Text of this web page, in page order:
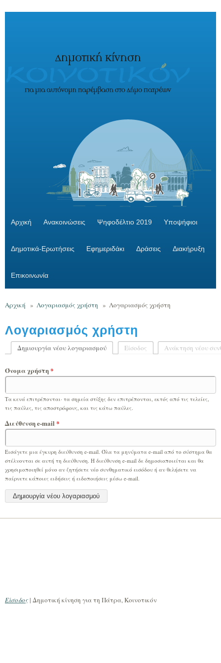
Αρχική Ανακοινώσεις Ψηφοδέλτιο 2019 Υποψήφιοι
Δημοτικά-Ερωτήσεις Εφημεριδάκι Δράσεις Διακήρυξη
Επικοινωνία
Αρχική » Λογαριασμός χρήστη » Λογαριασμός χρήστη
Λογαριασμός χρήστη
Δημιουργία νέου λογαριασμού (ενεργή καρτέλα)
Είσοδος Ανάκτηση νέου
Όνομα χρήστη*
Τα κενά επιτρέπονται· τα σημεία στίξης δεν επιτρέπονται, εκτός από τις τελείες,
τις παύλες, τις αποστρόφους, και τις κάτω παύλες.
Διεύθυνση e-mail *
Εισάγετε μια έγκυρη διεύθυνση e-mail. Όλα τα μηνύματα e-mail από το σύστημα θα
στέλνονται σε αυτή τη διεύθυνση. Η διεύθυνση e-mail δε δημοσιοποιείται και θα
χρησιμοποιηθεί μόνο αν ζητήσετε νέο συνθηματικό εισόδου ή αν θελήσετε να
παίρνετε κάποιες ειδήσεις ή ειδοποιήσεις μέσω e-mail.
Είσοδος| Δημοτική κίνηση για τη Πάτρα, Κοινοτικόν